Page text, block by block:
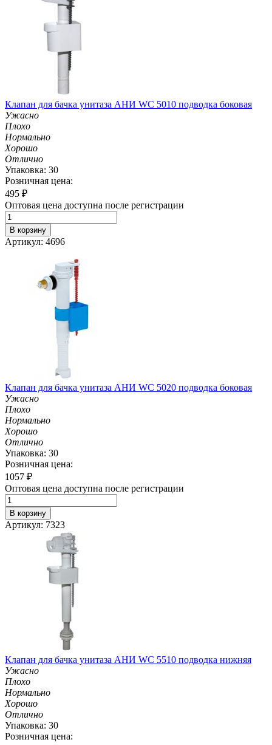
Клапан для бачка унитаза АНИ WC 5010 подводка боковая
Ужасно
Плохо
Нормально
Хорошо
Отлично
Упаковка: 30
Розничная цена:
495 ₽
Оптовая цена доступна после регистрации
В корзину
Артикул: 4696
Клапан для бачка унитаза АНИ WC 5020 подводка боковая
Ужасно
Плохо
Нормально
Хорошо
Отлично
Упаковка: 30
Розничная цена:
1057 ₽
Оптовая цена доступна после регистрации
В корзину
Артикул: 7323
Клапан для бачка унитаза АНИ WC 5510 подводка нижняя
Ужасно
Плохо
Нормально
Хорошо
Отлично
Упаковка: 30
Розничная цена: